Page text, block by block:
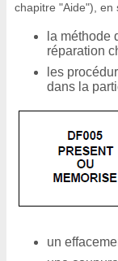
chapitre "Aide"), en
la méthode
réparation
les
dans la
un